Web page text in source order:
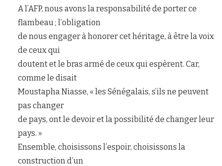
A l’AFP, nous avons la responsabilité de porter ce
flambeau ; l’obligation
de nous engager à honorer cet héritage, à être la voix
de ceux qui
doutent et le bras armé de ceux qui espèrent. Car,
comme le disait
Moustapha Niasse, « les Sénégalais, s’ils ne peuvent
pas changer
de pays, ont le devoir et la possibilité de changer leur
pays. »
Ensemble, choisissons l’espoir, choisissons la
construction d’un